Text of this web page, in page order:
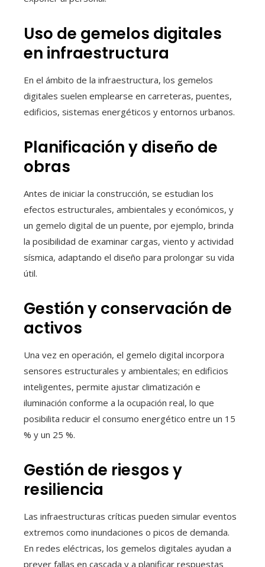
Uso de gemelos digitales
en infraestructura
En el ámbito de la infraestructura, los gemelos
digitales suelen emplearse en carreteras, puentes,
edificios, sistemas energéticos y entornos urbanos.
Planificación y diseño de
obras
Antes de iniciar la construcción, se estudian los
efectos estructurales, ambientales y económicos, y
un gemelo digital de un puente, por ejemplo, brinda
la posibilidad de examinar cargas, viento y actividad
sísmica, adaptando el diseño para prolongar su vida
útil.
Gestión y conservación de
activos
Una vez en operación, el gemelo digital incorpora
sensores estructurales y ambientales; en edificios
inteligentes, permite ajustar climatización e
iluminación conforme a la ocupación real, lo que
posibilita reducir el consumo energético entre un 15
% y un 25 %.
Gestión de riesgos y
resiliencia
Las infraestructuras críticas pueden simular eventos
extremos como inundaciones o picos de demanda.
En redes eléctricas, los gemelos digitales ayudan a
prever fallas en cascada y a planificar respuestas